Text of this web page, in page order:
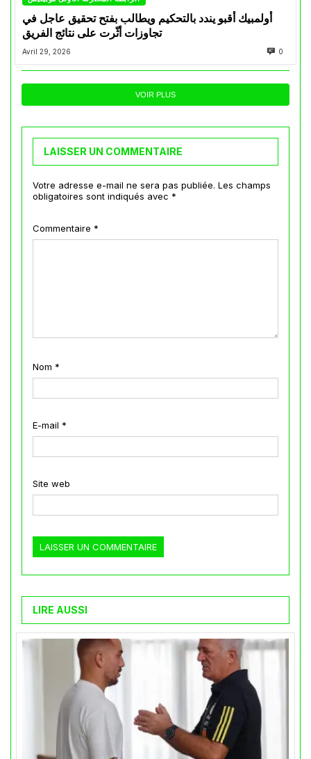
أولمبيك أقبو يندد بالتحكيم ويطالب بفتح تحقيق عاجل في
تجاوزات أثّرت على نتائج الفريق
Avril 29, 2026 0
VOIR PLUS
LAISSER UN COMMENTAIRE
Votre adresse e-mail ne sera pas publiée. Les champs
obligatoires sont indiqués avec *
Commentaire *
Nom *
E-mail *
Site web
LIRE AUSSI